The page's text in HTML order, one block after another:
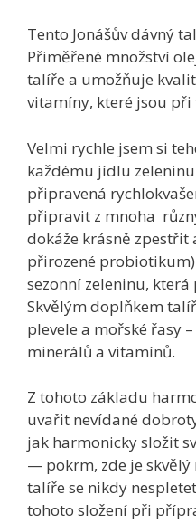
Tento Jonášův dávný
Přiměřené množství
talíře a umožňuje
vitamíny, které jsou při
Velmi rychle jsem si
každému jídlu
připravená
připravit z mnoha
dokáže krásně zpestřit
přirozené
sezonní zeleninu, která
Skvělým doplňkem
plevele a mořské řasy
minerálů a vitamínů.
Z tohoto základu
uvařit nevídané
jak harmonicky složit
— pokrm, zde je
talíře se nikdy
tohoto složení při